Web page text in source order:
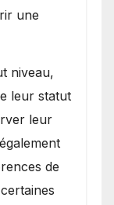
une
niveau,
leur statut
leur
de